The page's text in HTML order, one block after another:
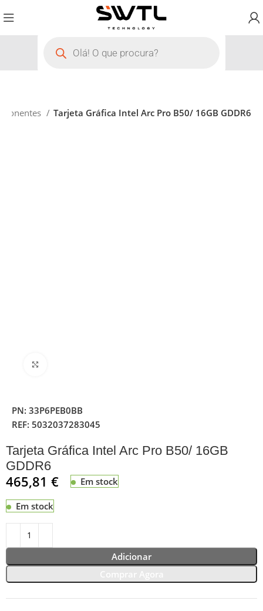
Tarjeta Gráfica Intel Arc Pro B50/ 16GB GDDR6
PN:33P6PEB0BB
REF:5032037283045
Tarjeta Gráfica Intel Arc Pro B50/ 16GB
GDDR6
465,81€ Em stock
Em stock
Adicionar